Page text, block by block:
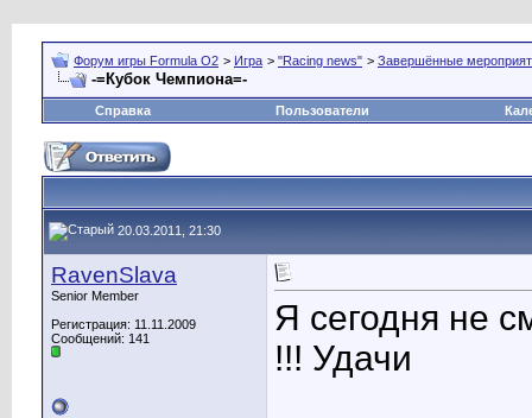
Форум игры Formula O2 > Игра > "Racing news" > Завершённые
-=Кубок Чемпиона=-
Справка Пользователи
20.03.2011, 21:30
RavenSlava
Senior Member
Регистрация: 11.11.2009
Сообщений: 141
Я сегодня не
!!! Удачи